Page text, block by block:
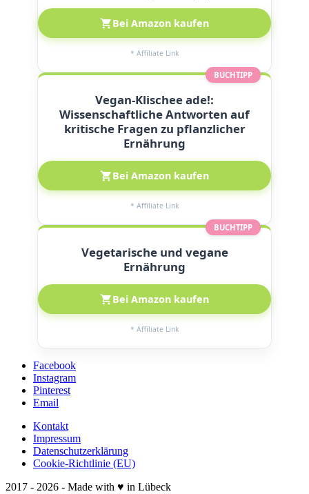
Bei Amazon kaufen
* Affiliate Link
BUCHTIPP
Vegan-Klischee ade!:
Wissenschaftliche Antworten auf
kritische Fragen zu pflanzlicher
Ernährung
Bei Amazon kaufen
* Affiliate Link
BUCHTIPP
Vegetarische und vegane
Ernährung
Bei Amazon kaufen
* Affiliate Link
Facebook
Instagram
Pinterest
Email
Kontakt
Impressum
Datenschutzerklärung
Cookie-Richtlinie (EU)
2017 - 2026 - Made with ♥ in Lübeck